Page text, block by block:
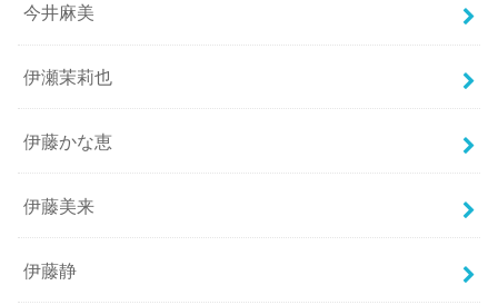
今井麻美
伊瀬茉莉也
伊藤かな恵
伊藤美来
伊藤静